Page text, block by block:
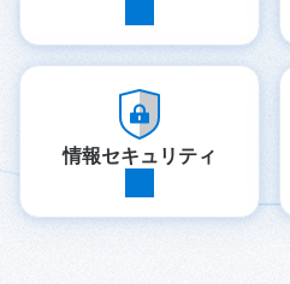
情報セキュリティ